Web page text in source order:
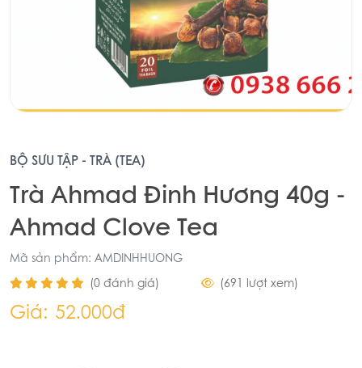
BỘ SƯU TẬP - TRÀ (TEA)
Trà Ahmad Đinh Hương 40g -
Ahmad Clove Tea
Mã sản phẩm: AMDINHHUONG
(0 đánh giá)
(691 lượt xem)
Giá: 52.000đ